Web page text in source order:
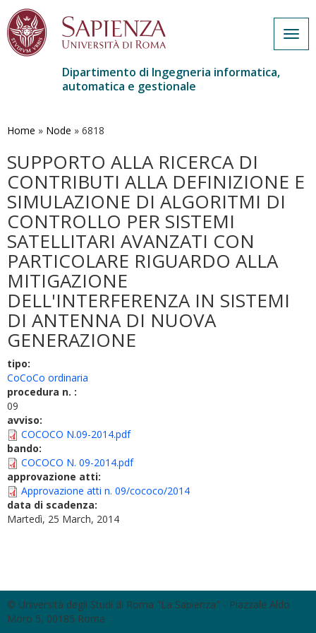
contenuto
Dipartimento di Ingegneria informatica,
automatica e gestionale
Home » Node » 6818
SUPPORTO ALLA RICERCA DI
CONTRIBUTI ALLA DEFINIZIONE E
SIMULAZIONE DI ALGORITMI DI
CONTROLLO PER SISTEMI
SATELLITARI AVANZATI CON
PARTICOLARE RIGUARDO ALLA
MITIGAZIONE
DELL'INTERFERENZA IN SISTEMI
DI ANTENNA DI NUOVA
GENERAZIONE
tipo:
CoCoCo ordinaria
procedura n. :
09
avviso:
COCOCO N.09-2014.pdf
bando:
COCOCO N. 09-2014.pdf
approvazione atti:
Approvazione atti n. 09/cococo/2014
data di scadenza:
Martedì, 25 March, 2014
© Università degli Studi di Roma "La Sapienza" - Piazzale Aldo
Moro 5, 00185 Roma